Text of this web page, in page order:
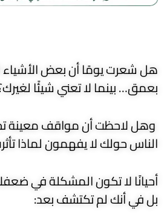
هل شعرت يومًا أن بعض
بعمق… بينما لا تعني شيئًا
وهل لاحظت أن مواقف معينة
الناس حولك لا يفهمون لماذا
أحيانًا لا تكون المشكلة في
بل في أنك لم تكتشف بعد: